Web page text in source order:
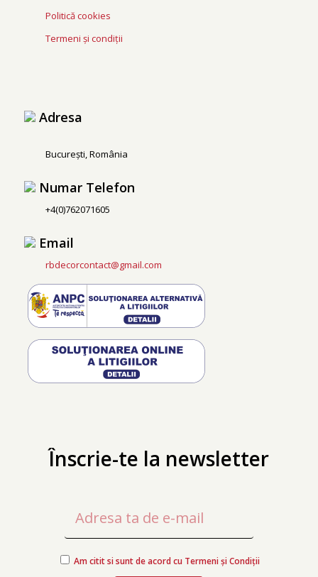
Politică cookies
Termeni și condiții
Adresa
București, România
Numar Telefon
+4(0)762071605
Email
rbdecorcontact@gmail.com
Înscrie-te la newsletter
Am citit si sunt de acord cu Termeni și Condiții